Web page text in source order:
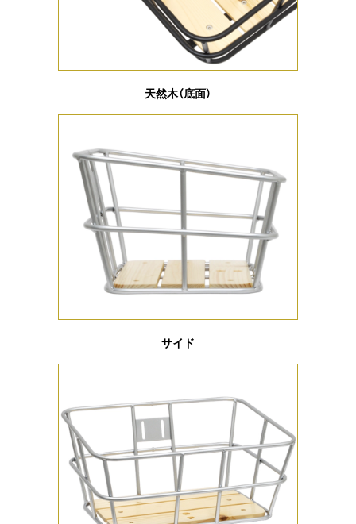
天然木（底面）
サイド